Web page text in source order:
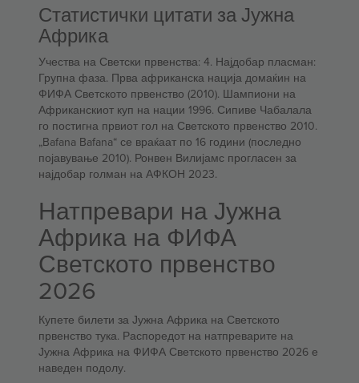
Статистички цитати за Јужна
Африка
Учества на Светски првенства: 4. Најдобар пласман:
Групна фаза. Прва африканска нација домаќин на
ФИФА Светското првенство (2010). Шампиони на
Африканскиот куп на нации 1996. Сипиве Чабалала
го постигна првиот гол на Светското првенство 2010.
„Bafana Bafana“ се враќаат по 16 години (последно
појавување 2010). Ронвен Вилијамс прогласен за
најдобар голман на АФКОН 2023.
Натпревари на Јужна
Африка на ФИФА
Светското првенство
2026
Купете билети за Јужна Африка на Светското
првенство тука. Распоредот на натпреварите на
Јужна Африка на ФИФА Светското првенство 2026 е
наведен подолу.